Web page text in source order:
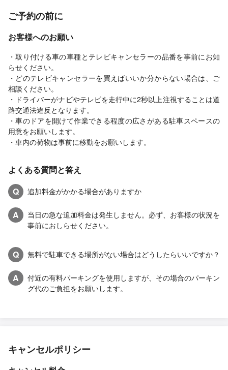
ご予約の前に
お客様へのお願い
・取り付ける車の車種とテレビキャンセラーの品番を事前にお知
らせください。
・どのテレビキャンセラーを買えばいいか分からない場合は、ご
相談ください。
・ドライバーがナビやテレビを走行中に2秒以上注視することは道
路交通法違反となります。
・車のドアを開けて作業できる程度の広さがある駐車スペースの
用意をお願いします。
・車内の荷物は事前に移動をお願いします。
よくある質問と答え
Q
追加料金がかかる場合がありますか
A
当日の急な追加料金は発生しません。必ず、お客様の状況を
事前におしらせください。
Q 無料で駐車できる場所がない場合はどうしたらいいですか？
A
付近の有料パーキングを使用しますが、その場合のパーキン
グ代のご負担をお願いします。
キャンセルポリシー